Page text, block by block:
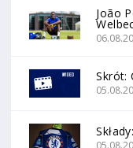
João
Skrót: